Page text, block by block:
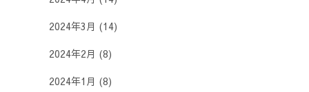
2024年3月 (14)
2024年2月 (8)
2024年1月 (8)